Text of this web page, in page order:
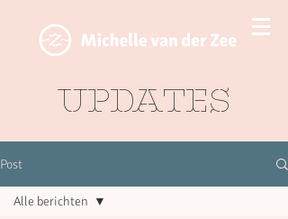
Updates
Post
Alle berichten